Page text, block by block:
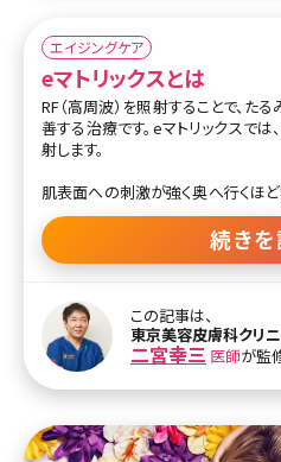
エイジングケア
eマトリックスとは
RF（高周波）を照射することで、た
善する治療です。eマトリックスでは
射します。
肌表面への刺激が強く奥へ行くほ
り、RFは熱量が弱まることなく設
深部でエネルギーが拡散するとい
点状に照射しても肌の深部ではし
ことで効果を上げつつダウンタイム
ます。
続き
この記事は、
東京美容皮膚科クリ
二宮幸三 医師が監